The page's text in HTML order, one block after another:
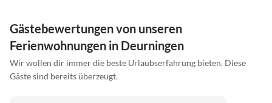
Gästebewertungen von unseren
Ferienwohnungen in Deurningen
Wir wollen dir immer die beste Urlaubserfahrung bieten. Diese
Gäste sind bereits überzeugt.